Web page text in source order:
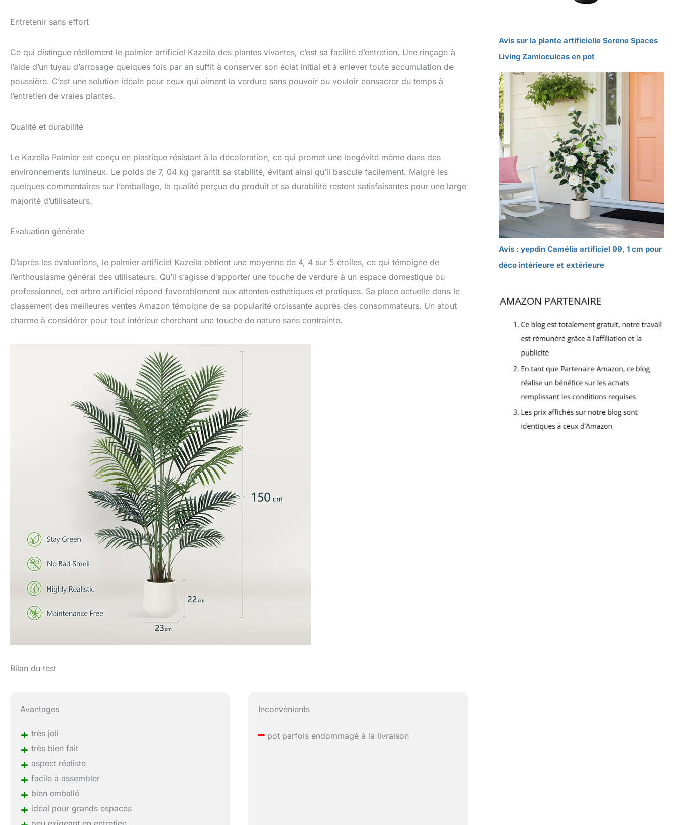
Entretenir sans effort
Ce qui distingue réellement le palmier artificiel Kazeila des plantes vivantes, c’est sa facilité d’entretien. Une rinçage à
l’aide d’un tuyau d’arrosage quelques fois par an suffit à conserver son éclat initial et à enlever toute accumulation de
poussière. C’est une solution idéale pour ceux qui aiment la verdure sans pouvoir ou vouloir consacrer du temps à
l’entretien de vraies plantes.
Qualité et durabilité
Le Kazeila Palmier est conçu en plastique résistant à la décoloration, ce qui promet une longévité même dans des
environnements lumineux. Le poids de 7, 04 kg garantit sa stabilité, évitant ainsi qu’il bascule facilement. Malgré les
quelques commentaires sur l’emballage, la qualité perçue du produit et sa durabilité restent satisfaisantes pour une large
majorité d’utilisateurs.
Évaluation générale
D’après les évaluations, le palmier artificiel Kazeila obtient une moyenne de 4, 4 sur 5 étoiles, ce qui témoigne de
l’enthousiasme général des utilisateurs. Qu’il s’agisse d’apporter une touche de verdure à un espace domestique ou
professionnel, cet arbre artificiel répond favorablement aux attentes esthétiques et pratiques. Sa place actuelle dans le
classement des meilleures ventes Amazon témoigne de sa popularité croissante auprès des consommateurs. Un atout
charme à considérer pour tout intérieur cherchant une touche de nature sans contrainte.
Bilan du test
Avantages
+ très joli
+ très bien fait
+ aspect réaliste
+ facile à assembler
+ bien emballé
+ idéal pour grands espaces
Inconvénients
– pot parfois endommagé à la livraison
Avis sur la plante artificielle Serene Spaces
Living Zamioculcas en pot
Avis : yepdin Camélia artificiel 99, 1 cm pour
déco intérieure et extérieure